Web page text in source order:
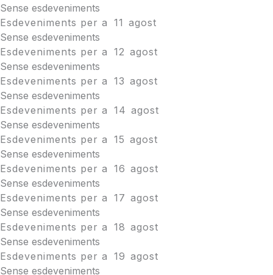
Sense esdeveniments
Esdeveniments per a 11 agost
Sense esdeveniments
Esdeveniments per a 12 agost
Sense esdeveniments
Esdeveniments per a 13 agost
Sense esdeveniments
Esdeveniments per a 14 agost
Sense esdeveniments
Esdeveniments per a 15 agost
Sense esdeveniments
Esdeveniments per a 16 agost
Sense esdeveniments
Esdeveniments per a 17 agost
Sense esdeveniments
Esdeveniments per a 18 agost
Sense esdeveniments
Esdeveniments per a 19 agost
Sense esdeveniments